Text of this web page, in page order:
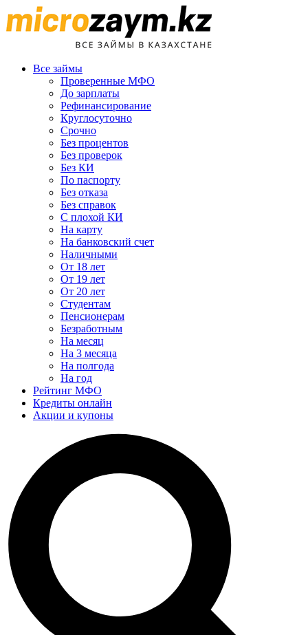
Все займы
Проверенные МФО
До зарплаты
Рефинансирование
Круглосуточно
Срочно
Без процентов
Без проверок
Без КИ
По паспорту
Без отказа
Без справок
С плохой КИ
На карту
На банковский счет
Наличными
От 18 лет
От 19 лет
От 20 лет
Студентам
Пенсионерам
Безработным
На месяц
На 3 месяца
На полгода
На год
Рейтинг МФО
Кредиты онлайн
Акции и купоны